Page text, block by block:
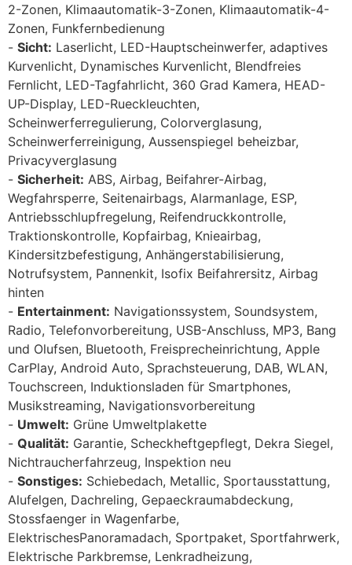
2-Zonen, Klimaautomatik-3-Zonen, Klimaautomatik-4-
Zonen, Funkfernbedienung
Sicht: Laserlicht, LED-Hauptscheinwerfer, adaptives
Kurvenlicht, Dynamisches Kurvenlicht, Blendfreies
Fernlicht, LED-Tagfahrlicht, 360 Grad Kamera, HEAD-
UP-Display, LED-Rueckleuchten,
Scheinwerferregulierung, Colorverglasung,
Scheinwerferreinigung, Aussenspiegel beheizbar,
Privacyverglasung
Sicherheit: ABS, Airbag, Beifahrer-Airbag,
Wegfahrsperre, Seitenairbags, Alarmanlage, ESP,
Antriebsschlupfregelung, Reifendruckkontrolle,
Traktionskontrolle, Kopfairbag, Knieairbag,
Kindersitzbefestigung, Anhängerstabilisierung,
Notrufsystem, Pannenkit, Isofix Beifahrersitz, Airbag
hinten
Entertainment: Navigationssystem, Soundsystem,
Radio, Telefonvorbereitung, USB-Anschluss, MP3, Bang
und Olufsen, Bluetooth, Freisprecheinrichtung, Apple
CarPlay, Android Auto, Sprachsteuerung, DAB, WLAN,
Touchscreen, Induktionsladen für Smartphones,
Musikstreaming, Navigationsvorbereitung
Umwelt: Grüne Umweltplakette
Qualität: Garantie, Scheckheftgepflegt, Dekra Siegel,
Nichtraucherfahrzeug, Inspektion neu
Sonstiges: Schiebedach, Metallic, Sportausstattung,
Alufelgen, Dachreling, Gepaeckraumabdeckung,
Stossfaenger in Wagenfarbe,
ElektrischesPanoramadach, Sportpaket, Sportfahrwerk,
Elektrische Parkbremse, Lenkradheizung,